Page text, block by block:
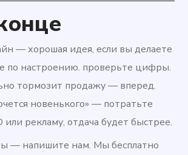
— хорошая идея, если вы делаете
по настроению. проверьте цифры.
тормозит продажу — вперед.
новенького» — потратьте
рекламу, отдача будет быстрее.
— напишите нам. Мы бесплатно